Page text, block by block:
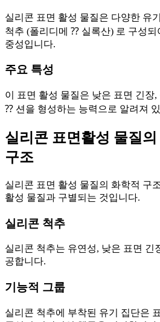
실리콘 표면 활성 물질은 다양한 유
척추 (폴리디메 ⁇ 실록산) 로 구성되
중성입니다.
주요 특성
이 표면 활성 물질은 낮은 표면 긴장,
⁇ 션을 형성하는 능력으로 알려져
실리콘 표면활성 물질
구조
실리콘 표면 활성 물질의 화학적 구
활성 물질과 구별되는 것입니다.
실리콘 척추
실리콘 척추는 유연성, 낮은 표면 긴
공합니다.
기능적 그룹
실리콘 척추에 부착된 유기 집단은